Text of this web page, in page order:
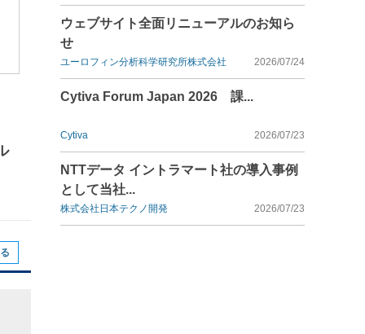
ウェブサイト全面リニューアルのお知ら
せ
ユーロフィン分析科学研究所株式会社 2026/07/24
Cytiva Forum Japan 2026 課...
Cytiva 2026/07/23
NTTデータ イントラマート社の導入事例
として当社...
株式会社日本テクノ開発 2026/07/23